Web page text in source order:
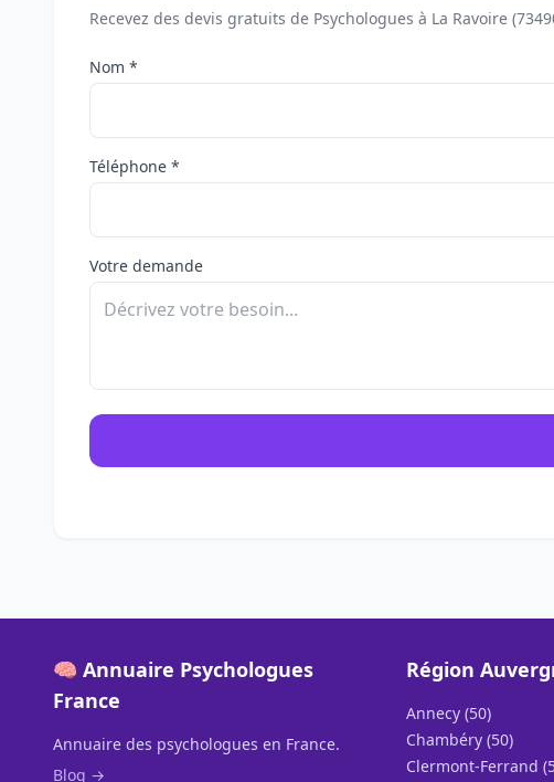
Recevez des devis gratuits de Psychologues à La Ravoire
Nom *
Téléphone *
Votre demande
🧠 Annuaire Psychologues
France
Annuaire des psychologues en France.
Blog →
Région
Annecy (50)
Chambéry (50)
Clermont-Ferrand